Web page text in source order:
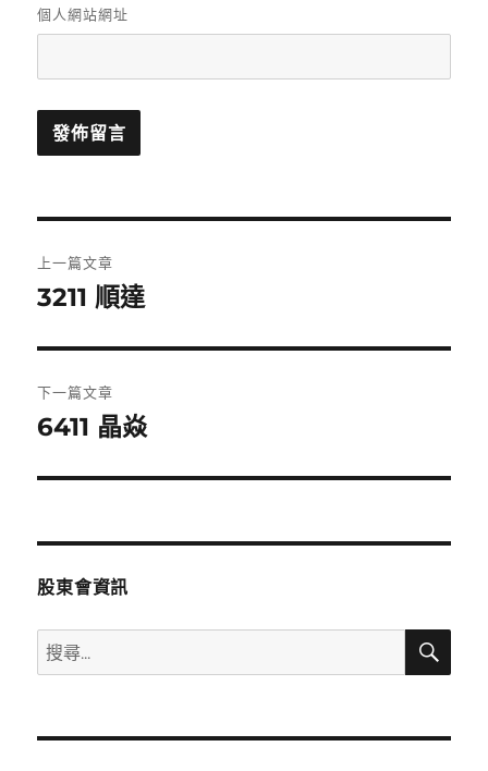
個人網站網址
章
覽
上一篇文章
上
篇
文
章:
3211 順達
下一篇文章
下
篇
章:
6411 晶焱
股東會資訊
搜
尋
鍵
搜